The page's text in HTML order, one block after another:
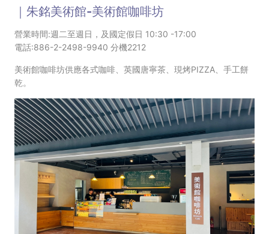
｜朱銘美術館-美術館咖啡坊
營業時間:週二至週日，及國定假日 10:30 -17:00
電話:886-2-2498-9940 分機2212
美術館咖啡坊供應各式咖啡、英國唐寧茶、現烤PIZZA、手工餅
乾。